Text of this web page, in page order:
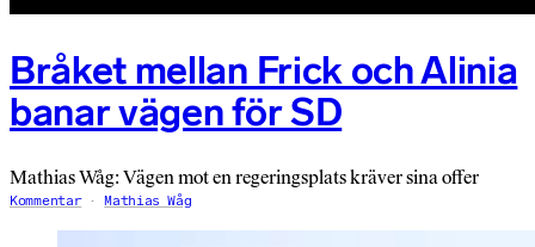
Bråket mellan Frick och Alinia
banar vägen för SD
Mathias Wåg: Vägen mot en regeringsplats kräver sina offer
Kommentar Mathias Wåg